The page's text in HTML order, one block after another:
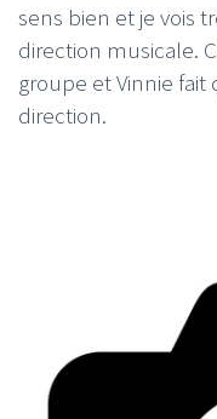
sens bien et je vois
direction musicale.
groupe et Vinnie fait
direction.